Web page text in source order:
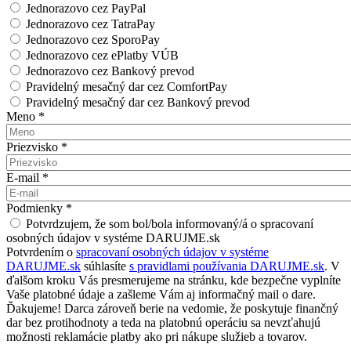
Jednorazovo cez PayPal
Jednorazovo cez TatraPay
Jednorazovo cez SporoPay
Jednorazovo cez ePlatby VÚB
Jednorazovo cez Bankový prevod
Pravidelný mesačný dar cez ComfortPay
Pravidelný mesačný dar cez Bankový prevod
Meno *
Priezvisko *
E-mail *
Podmienky *
Potvrdzujem, že som bol/bola informovaný/á o spracovaní
osobných údajov v systéme DARUJME.sk
Potvrdením o spracovaní osobných údajov v systéme
DARUJME.sk súhlasíte s pravidlami používania DARUJME.sk. V
ďalšom kroku Vás presmerujeme na stránku, kde bezpečne vyplníte
Vaše platobné údaje a zašleme Vám aj informačný mail o dare.
Ďakujeme! Darca zároveň berie na vedomie, že poskytuje finančný
dar bez protihodnoty a teda na platobnú operáciu sa nevzťahujú
možnosti reklamácie platby ako pri nákupe služieb a tovarov.